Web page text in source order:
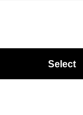
Select